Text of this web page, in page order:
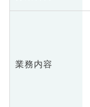
業務内容